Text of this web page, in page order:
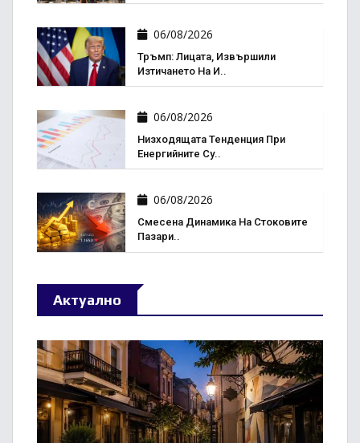
06/08/2026
Тръмп: Лицата, Извършили
Изтичането На И..
06/08/2026
Низходящата Тенденция При
Енергийните Су..
06/08/2026
Смесена Динамика На Стоковите
Пазари..
Актуално